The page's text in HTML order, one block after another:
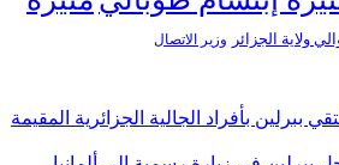
ولاية الجزائر وزير الاتصال
ببرلين بأفراد الجالية الجزائرية المقيمة